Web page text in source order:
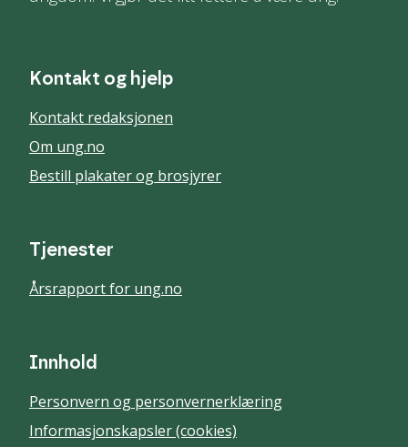
Kontakt og hjelp
Kontakt redaksjonen
Om ung.no
Bestill plakater og brosjyrer
Tjenester
Årsrapport for ung.no
Innhold
Personvern og personvernerklæring
Informasjonskapsler (cookies)